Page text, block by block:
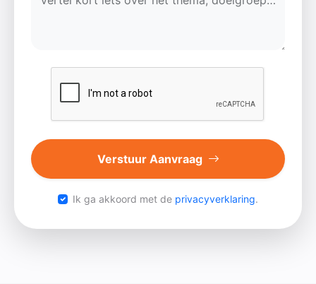
Verstuur Aanvraag
Ik ga akkoord met de privacyverklaring.